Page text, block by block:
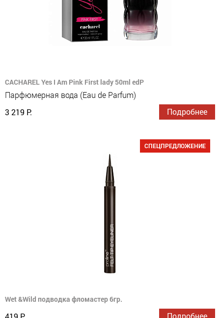
CACHAREL Yes I Am Pink First lady 50ml edP
Парфюмерная вода (Eau de Parfum)
3 219 Р.
Подробнее
СПЕЦПРЕДЛОЖЕНИЕ
Wet &Wild подводка фломастер 6гр.